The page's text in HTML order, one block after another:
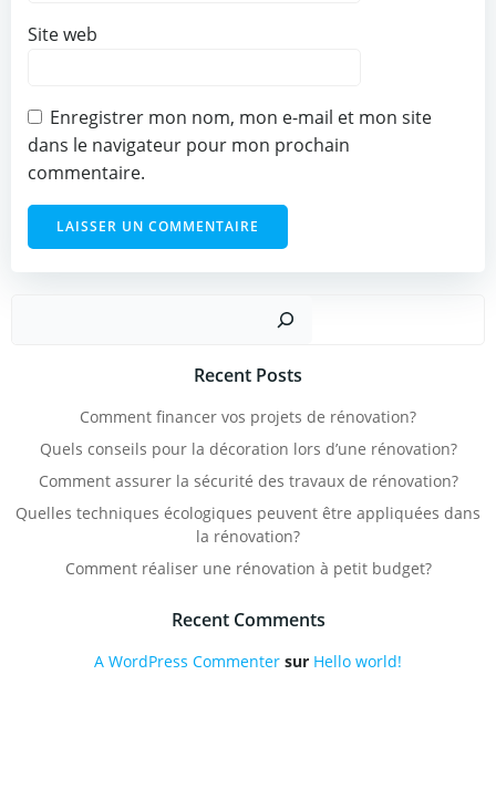
Site web
Enregistrer mon nom, mon e-mail et mon site
dans le navigateur pour mon prochain
commentaire.
Recent Posts
Comment financer vos projets de rénovation?
Quels conseils pour la décoration lors d’une rénovation?
Comment assurer la sécurité des travaux de rénovation?
Quelles techniques écologiques peuvent être appliquées dans
la rénovation?
Comment réaliser une rénovation à petit budget?
Recent Comments
A WordPress Commenter sur Hello world!